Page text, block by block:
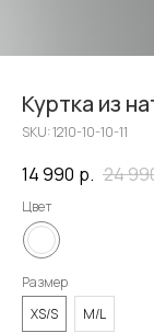
Куртка из
SKU:1210-10-10-11
14 990 р. 24
Цвет
Размер
XS/S
M/L